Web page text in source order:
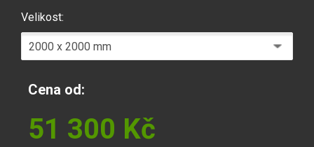
Velikost:
Cena od:
51 300 Kč